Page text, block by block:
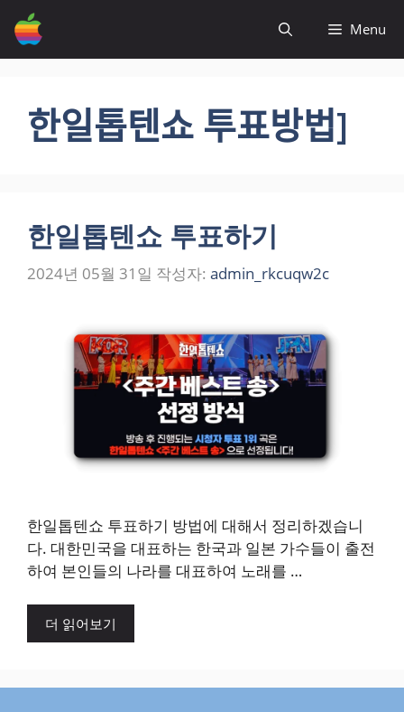
츠
Menu
한일톱텐쇼 투표방법]
한일톱텐쇼 투표하기
2024년 05월 31일 작성자: admin_rkcuqw2c
한일톱텐쇼 투표하기 방법에 대해서 정리하겠습니
다. 대한민국을 대표하는 한국과 일본 가수들이 출전
하여 본인들의 나라를 대표하여 노래를 …
더 읽어보기